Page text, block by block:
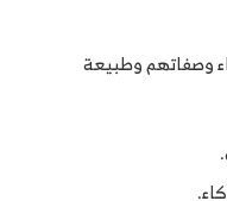
وصفاتهم وطبيعة